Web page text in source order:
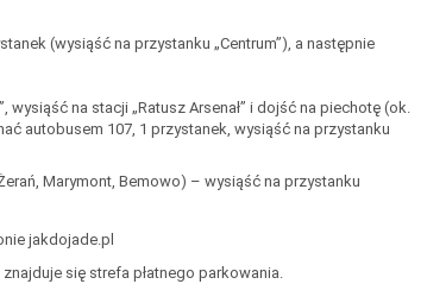
(wysiąść na przystanku „Centrum”), a następnie
wysiąść na stacji „Ratusz Arsenał” i dojść na piechotę (ok.
autobusem 107, 1 przystanek, wysiąść na przystanku
Marymont, Bemowo) – wysiąść na przystanku
jakdojade.pl
się strefa płatnego parkowania.